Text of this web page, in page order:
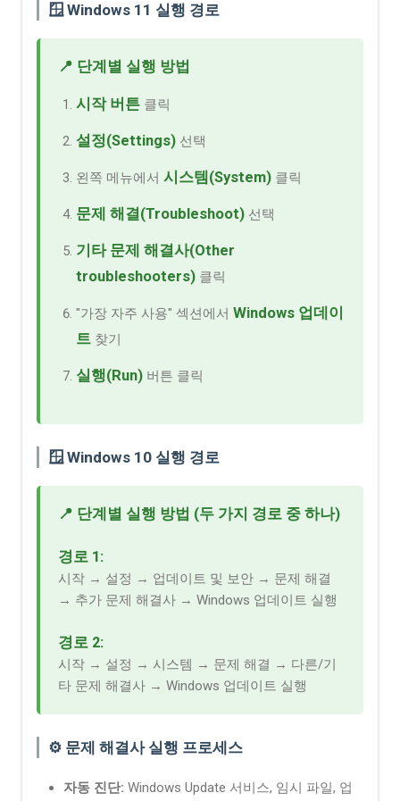
🪟 Windows 11 실행 경로
📍 단계별 실행 방법
시작 버튼 클릭
설정(Settings) 선택
왼쪽 메뉴에서 시스템(System) 클릭
문제 해결(Troubleshoot) 선택
기타 문제 해결사(Other
troubleshooters) 클릭
"가장 자주 사용" 섹션에서 Windows 업데이
트 찾기
실행(Run) 버튼 클릭
🪟 Windows 10 실행 경로
📍 단계별 실행 방법 (두 가지 경로 중 하나)
경로 1:
시작 → 설정 → 업데이트 및 보안 → 문제 해결
→ 추가 문제 해결사 → Windows 업데이트 실행
경로 2:
시작 → 설정 → 시스템 → 문제 해결 → 다른/기
타 문제 해결사 → Windows 업데이트 실행
⚙️ 문제 해결사 실행 프로세스
자동 진단: Windows Update 서비스, 임시 파일, 업